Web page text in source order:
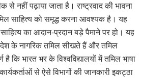
नहीं पढ़ाया जाता है। राष्ट्रवाद की भावना
साहित्य को समृद्ध करना आवश्यक है। यह
का आदान-प्रदान बड़े पैमाने पर हो। यह
के नागरिक तमिल सीखते हैं और तमिल
है कि भारत भर के विश्वविद्यालयों में तमिल भाषा
कार्यकर्ताओं से ऐसे विभागों की जानकारी इकट्ठा